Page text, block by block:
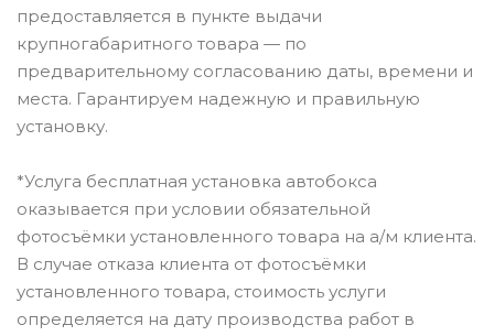
предоставляется в пункте выдачи
крупногабаритного товара — по
предварительному согласованию даты, времени и
места. Гарантируем надежную и правильную
установку.
*Услуга бесплатная установка автобокса
оказывается при условии обязательной
фотосъёмки установленного товара на а/м клиента.
В случае отказа клиента от фотосъёмки
установленного товара, стоимость услуги
определяется на дату производства работ в